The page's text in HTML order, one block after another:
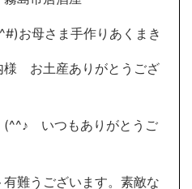
お母さま手作りあくまき
様 お土産ありがとうござ
いつもありがとうご
難うございます。素敵な